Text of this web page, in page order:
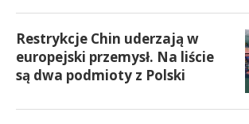
Restrykcje Chin uderzają w
europejski przemysł. Na liście
są dwa podmioty z Polski